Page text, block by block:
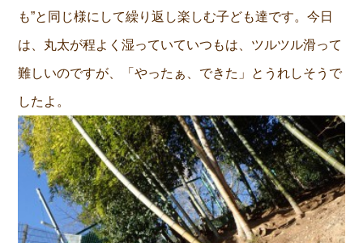
も”と同じ様にして繰り返し楽しむ子ども達です。今日
は、丸太が程よく湿っていていつもは、ツルツル滑って
難しいのですが、「やったぁ、できた」とうれしそうで
したよ。